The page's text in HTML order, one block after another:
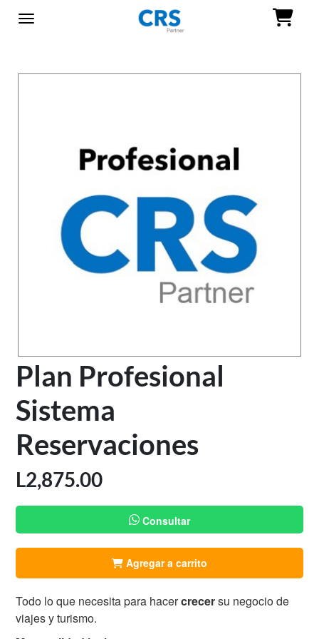
Plan Profesional
Sistema
Reservaciones
L2,875.00
Consultar
Agregar a carrito
Todo lo que necesita para hacercrecersu negocio de
viajes y turismo.